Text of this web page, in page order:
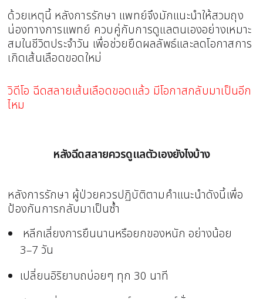
ด้วยเหตุนี้ หลังการรักษา แพทย์จึงมักแนะนำให้สวมถุง
น่องทางการแพทย์ ควบคู่กับการดูแลตนเองอย่างเหมาะ
สมในชีวิตประจำวัน เพื่อช่วยยืดผลลัพธ์และลดโอกาสการ
เกิดเส้นเลือดขอดใหม่
วิดีโอ ฉีดสลายเส้นเลือดขอดแล้ว มีโอกาสกลับมาเป็นอีก
ไหม
หลังฉีดสลายควรดูแลตัวเองยังไงบ้าง
หลังการรักษา ผู้ป่วยควรปฏิบัติตามคำแนะนำดังนี้เพื่อ
ป้องกันการกลับมาเป็นซ้ำ
หลีกเลี่ยงการยืนนานหรือยกของหนัก อย่างน้อย
3–7 วัน
เปลี่ยนอิริยาบถบ่อยๆ ทุก 30 นาที